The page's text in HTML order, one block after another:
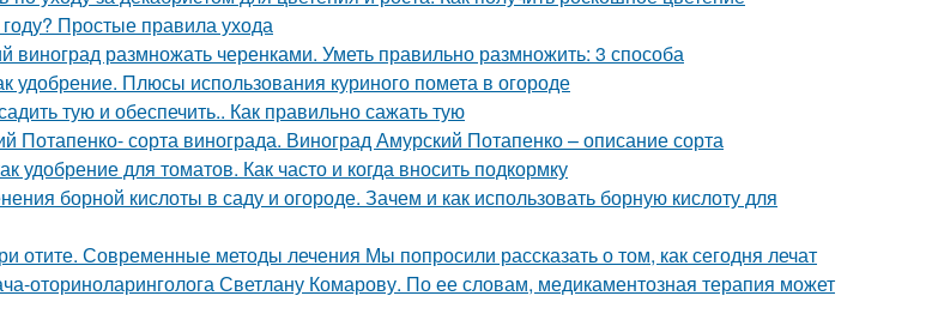
Простые правила ухода
виноград размножать черенками. Уметь правильно размножить: 3 способа
удобрение. Плюсы использования куриного помета в огороде
тую и обеспечить.. Как правильно сажать тую
Потапенко- сорта винограда. Виноград Амурский Потапенко – описание сорта
удобрение для томатов. Как часто и когда вносить подкормку
борной кислоты в саду и огороде. Зачем и как использовать борную кислоту для
отите. Современные методы лечения Мы попросили рассказать о том, как сегодня лечат
оториноларинголога Светлану Комарову. По ее словам, медикаментозная терапия может